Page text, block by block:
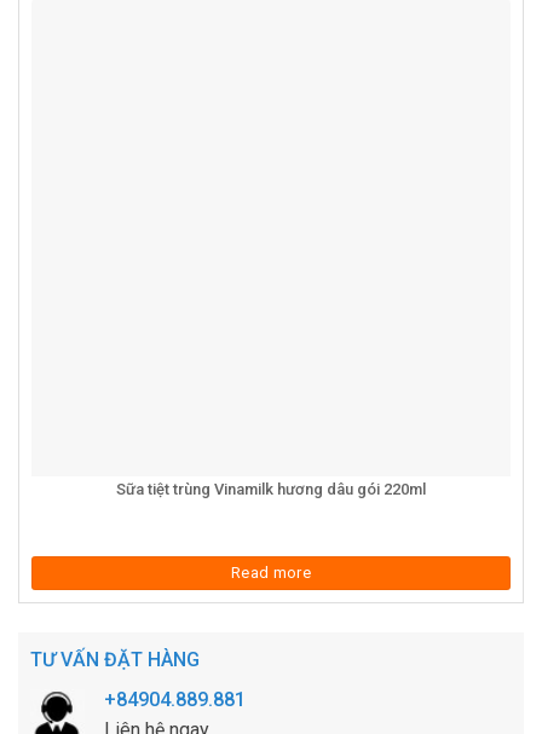
Sữa tiệt trùng Vinamilk hương dâu gói 220ml
Read more
TƯ VẤN ĐẶT HÀNG
+84904.889.881